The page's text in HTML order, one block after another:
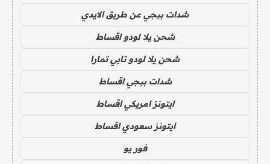
شدات ببجي عن طريق الايدي
شحن يلا لودو اقساط
شحن يلا لودو تابي تمارا
شدات ببجي اقساط
ايتونز امريكي اقساط
ايتونز سعودي اقساط
فور يو